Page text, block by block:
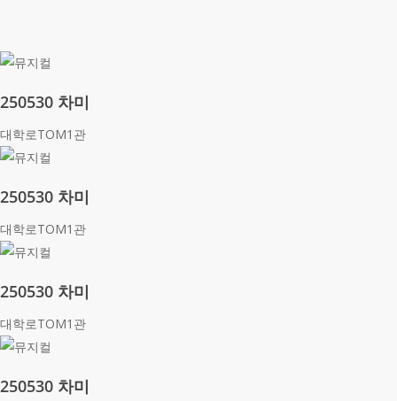
250530 차미
대학로TOM1관
250530 차미
대학로TOM1관
250530 차미
대학로TOM1관
250530 차미